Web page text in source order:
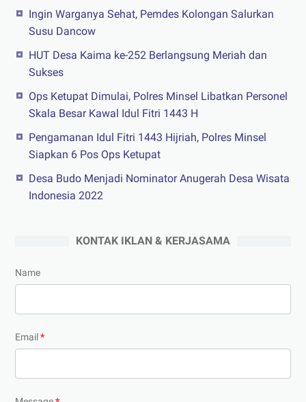
Ingin Warganya Sehat, Pemdes Kolongan Salurkan
Susu Dancow
HUT Desa Kaima ke-252 Berlangsung Meriah dan
Sukses
Ops Ketupat Dimulai, Polres Minsel Libatkan Personel
Skala Besar Kawal Idul Fitri 1443 H
Pengamanan Idul Fitri 1443 Hijriah, Polres Minsel
Siapkan 6 Pos Ops Ketupat
Desa Budo Menjadi Nominator Anugerah Desa Wisata
Indonesia 2022
KONTAK IKLAN & KERJASAMA
Name
Email *